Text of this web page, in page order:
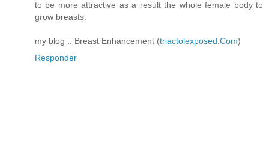
to be more attractive as a result the whole female body to
grow breasts.
my blog :: Breast Enhancement (triactolexposed.Com)
Responder